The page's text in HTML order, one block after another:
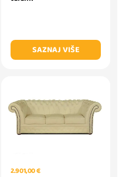
SAZNAJ VIŠE
2.901,00 €